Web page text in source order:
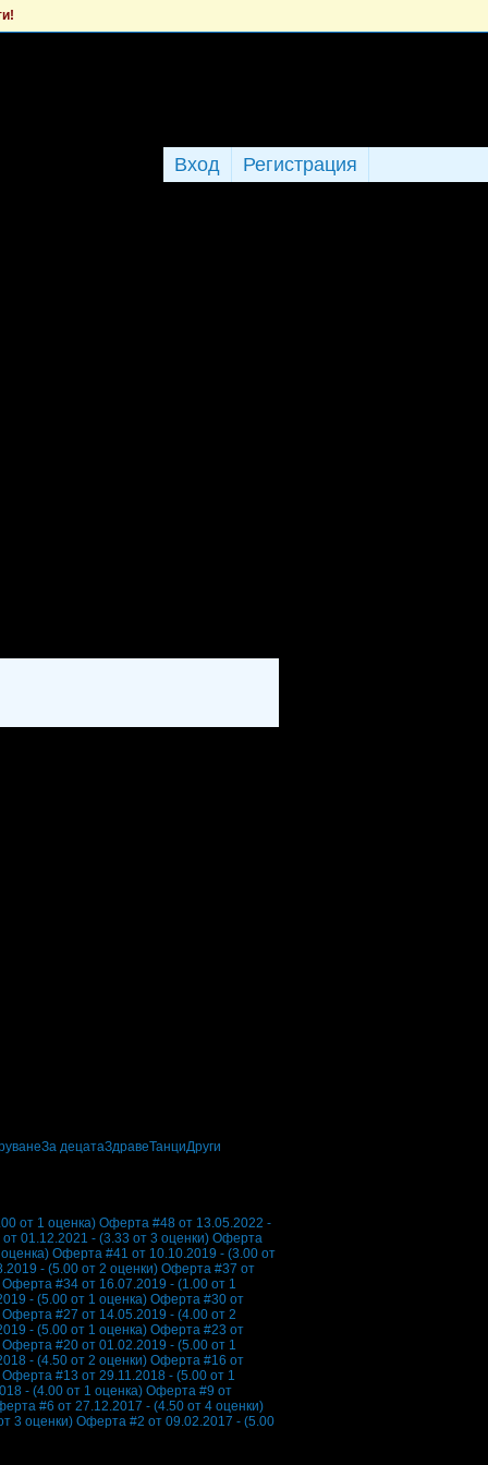
Регистрация
Вход
За децатаЗдравеТанциДруги
от 1 оценка) Оферта #48 от 13.05.2022 -
01.12.2021 - (3.33 от 3 оценки) Оферта
Оферта #41 от 10.10.2019 - (3.00 от
- (5.00 от 2 оценки) Оферта #37 от
Оферта #34 от 16.07.2019 - (1.00 от 1
- (5.00 от 1 оценка) Оферта #30 от
Оферта #27 от 14.05.2019 - (4.00 от 2
- (5.00 от 1 оценка) Оферта #23 от
Оферта #20 от 01.02.2019 - (5.00 от 1
- (4.50 от 2 оценки) Оферта #16 от
Оферта #13 от 29.11.2018 - (5.00 от 1
- (4.00 от 1 оценка) Оферта #9 от
#6 от 27.12.2017 - (4.50 от 4 оценки)
3 оценки) Оферта #2 от 09.02.2017 - (5.00